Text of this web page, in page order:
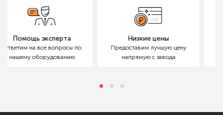
по
Низкие цены
Предоставим лучшую цену
напрямую с завода
Бесплатный
Расчет для больших
маленьких объектов